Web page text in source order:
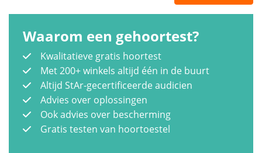
Waarom een gehoortest?
Kwalitatieve gratis hoortest
Met 200+ winkels altijd één in de buurt
Altijd StAr-gecertificeerde audicien
Advies over oplossingen
Ook advies over bescherming
Gratis testen van hoortoestel